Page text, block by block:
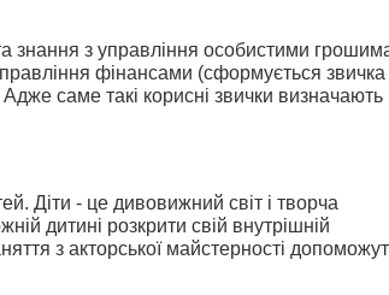
знання з управління особистими
фінансами (сформується звичка
саме такі корисні звички визначають
Діти - це дивовижний світ і творча
дитині розкрити свій внутрішній
з акторської майстерності